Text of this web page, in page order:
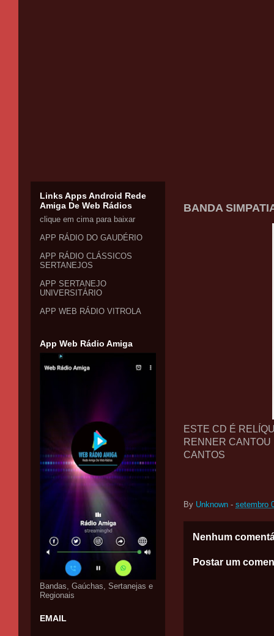
BANDA
ESTE CD É
RENNER
CANTOS
By Unknown - setembro
Nenhum
Postar um
Links Apps Android Rede
Amiga De Web Rádios
clique em cima para baixar
APP RÁDIO DO GAUDÉRIO
APP RÁDIO CLÁSSICOS
SERTANEJOS
APP SERTANEJO
UNIVERSITÁRIO
APP WEB RÁDIO VITROLA
App Web Rádio Amiga
Bandas, Gaúchas, Sertanejas e
Regionais
EMAIL